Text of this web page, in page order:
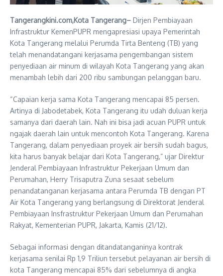
Tangerangkini.com,Kota Tangerang– Dirjen Pembiayaan
Infrastruktur KemenPUPR mengapresiasi upaya Pemerintah
Kota Tangerang melalui Perumda Tirta Benteng (TB) yang
telah menandatangani kerjasama pengembangan sistem
penyediaan air minum di wilayah Kota Tangerang yang akan
menambah lebih dari 200 ribu sambungan pelanggan baru.
“Capaian kerja sama Kota Tangerang mencapai 85 persen.
Artinya di Jabodetabek, Kota Tangerang itu udah duluan kerja
samanya dari daerah lain. Nah ini bisa jadi acuan PUPR untuk
ngajak daerah lain untuk mencontoh Kota Tangerang. Karena
Tangerang, dalam penyediaan proyek air bersih sudah bagus,
kita harus banyak belajar dari Kota Tangerang,” ujar Direktur
Jenderal Pembiayaan Infrastruktur Pekerjaan Umum dan
Perumahan, Herry Trisaputra Zuna sesaat sebelum
penandatanganan kerjasama antara Perumda TB dengan PT
Air Kota Tangerang yang berlangsung di Direktorat Jenderal
Pembiayaan Insfrastruktur Pekerjaan Umum dan Perumahan
Rakyat, Kementerian PUPR, Jakarta, Kamis (21/12).
Sebagai informasi dengan ditandatanganinya kontrak
kerjasama senilai Rp 1,9 Triliun tersebut pelayanan air bersih di
kota Tangerang mencapai 85% dari sebelumnya di angka